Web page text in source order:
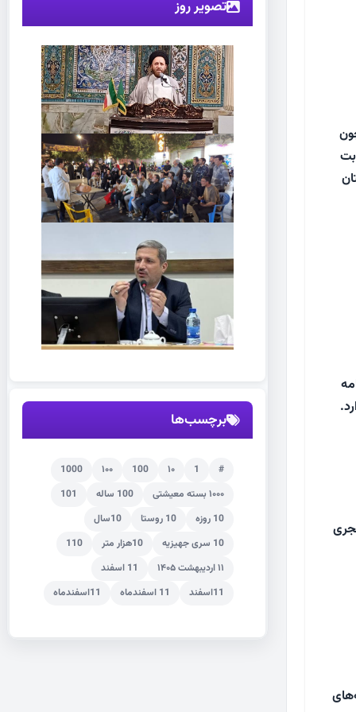
به آناتولی (ترکیه امروزی) است که در سال ۶۱۴ هجری
تصویر روز
برچسب‌ها
#
1 ۱۰ 100 ۱۰۰
1000
۱۰۰۰ بسته معیشتی
100 ساله
101
10 روزه
10 روستا
10سال
10 سری جهیزیه
10هزار متر
110
۱۱ اردیبهشت ۱۴۰۵
11 اسفند
11اسفند
11 اسفندماه 11اسفندماه